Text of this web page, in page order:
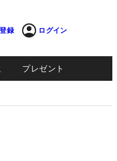
録 ログイン
プレゼント